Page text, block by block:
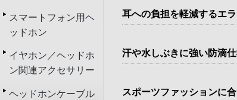
スマートフォン用ヘ
ッドホン
イヤホン／ヘッドホ
ン関連アクセサリー
ヘッドホンケーブル
耳への負担を軽減するエ
汗や水しぶきに強い防滴
スポーツファッションに